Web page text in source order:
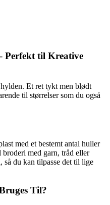
Perfekt til Kreative
Et ret tykt men blødt
til størrelser som du også
med et bestemt antal huller
med garn, tråd eller
så du kan tilpasse det til lige
Til?